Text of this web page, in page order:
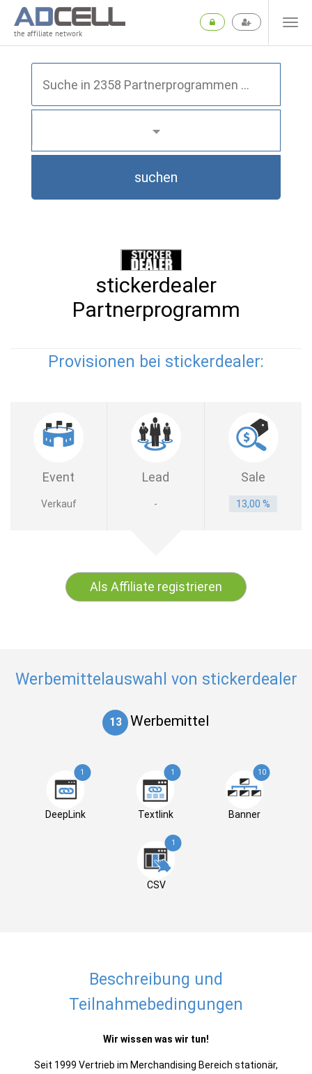
the affiliate network
suchen
stickerdealer
Partnerprogramm
Provisionen bei stickerdealer:
Event Lead Sale
Verkauf - 13,00 %
Als Affiliate registrieren
Werbemittelauswahl von stickerdealer
13 Werbemittel
1
DeepLink
1
Textlink
10
Banner
1
CSV
Beschreibung und
Teilnahmebedingungen
Wir wissen was wir tun!
Seit 1999 Vertrieb im Merchandising Bereich stationär,